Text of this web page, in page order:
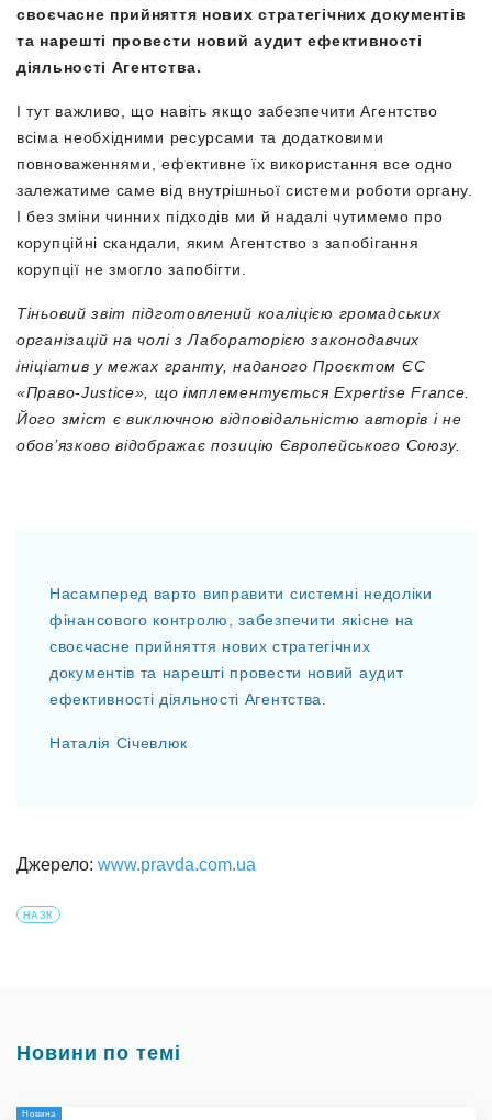
своєчасне прийняття нових стратегічних документів
та нарешті провести новий аудит ефективності
діяльності Агентства.
І тут важливо, що навіть якщо забезпечити Агентство
всіма необхідними ресурсами та додатковими
повноваженнями, ефективне їх використання все одно
залежатиме саме від внутрішньої системи роботи органу.
І без зміни чинних підходів ми й надалі чутимемо про
корупційні скандали, яким Агентство з запобігання
корупції не змогло запобігти.
Тіньовий звіт підготовлений коаліцією громадських
організацій на чолі з Лабораторією законодавчих
ініціатив у межах гранту, наданого Проєктом ЄС
«Право-Justice», що імплементується Expertise France.
Його зміст є виключною відповідальністю авторів і не
обов’язково відображає позицію Європейського Союзу.
Насамперед варто виправити системні недоліки
фінансового контролю, забезпечити якісне на
своєчасне прийняття нових стратегічних
документів та нарешті провести новий аудит
ефективності діяльності Агентства.
Наталія Січевлюк
Джерело: www.pravda.com.ua
НАЗК
Новини по темі
Новина